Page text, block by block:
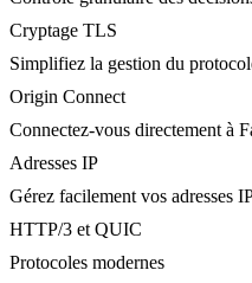
Cryptage TLS
Simplifiez la gestion du
Origin Connect
Connectez-vous directement à
Adresses IP
Gérez facilement vos adresses
HTTP/3 et QUIC
Protocoles modernes